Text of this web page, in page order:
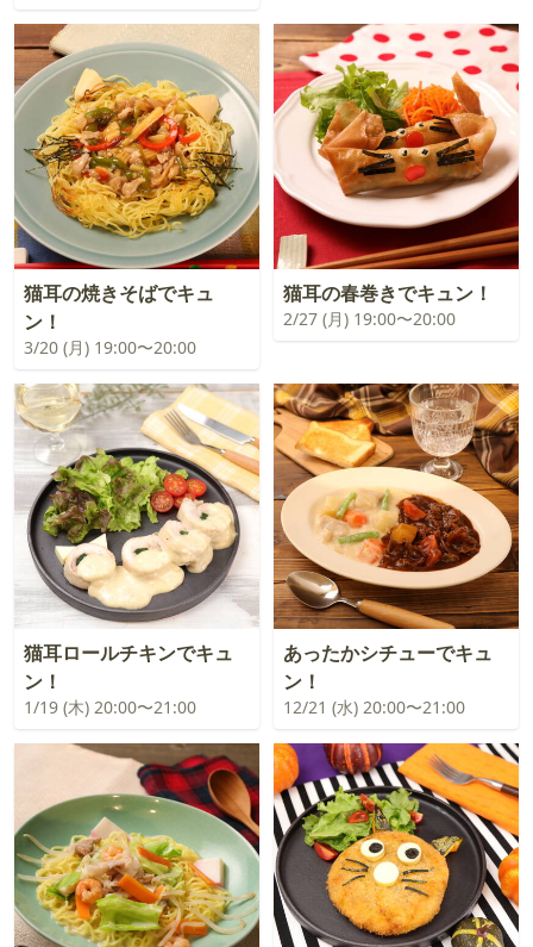
猫耳の焼きそばでキュ
ン！
3/20 (月) 19:00〜20:00
猫耳の春巻きでキュン！
2/27 (月) 19:00〜20:00
猫耳ロールチキンでキュ
ン！
1/19 (木) 20:00〜21:00
あったかシチューでキュ
ン！
12/21 (水) 20:00〜21:00